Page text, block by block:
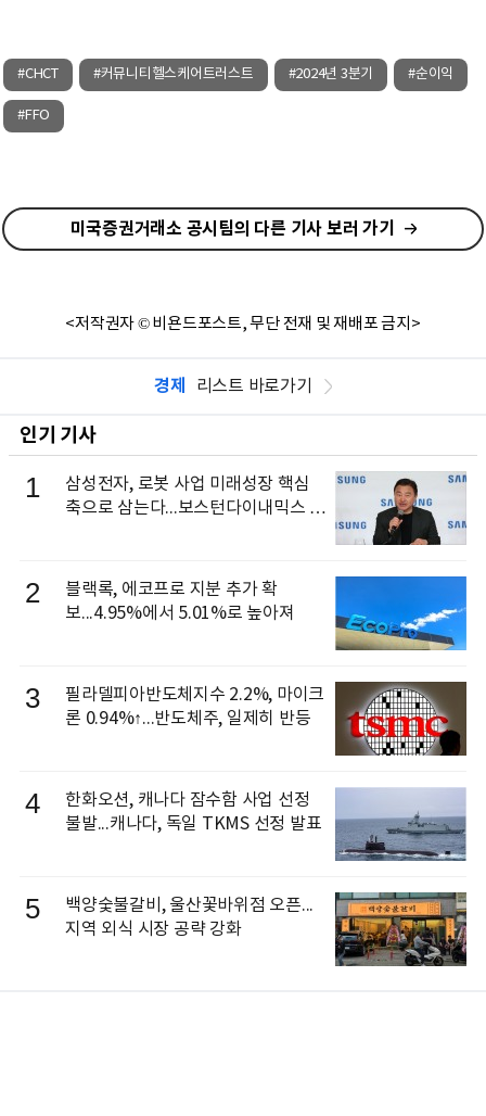
#CHCT #커뮤니티헬스케어트러스트 #2024년 3분기 #순이익
#FFO
미국증권거래소 공시팀의 다른 기사 보러 가기
<저작권자 © 비욘드포스트, 무단 전재 및 재배포 금지>
경제 리스트 바로가기
인기 기사
1
삼성전자, 로봇 사업 미래성장 핵심
축으로 삼는다...보스턴다이내믹스 출
2
블랙록, 에코프로 지분 추가 확
보...4.95%에서 5.01%로 높아져
3
필라델피아반도체지수 2.2%, 마이크
론 0.94%↑...반도체주, 일제히 반등
4
한화오션, 캐나다 잠수함 사업 선정
불발...캐나다, 독일 TKMS 선정 발표
5
백양숯불갈비, 울산꽃바위점 오픈...
지역 외식 시장 공략 강화